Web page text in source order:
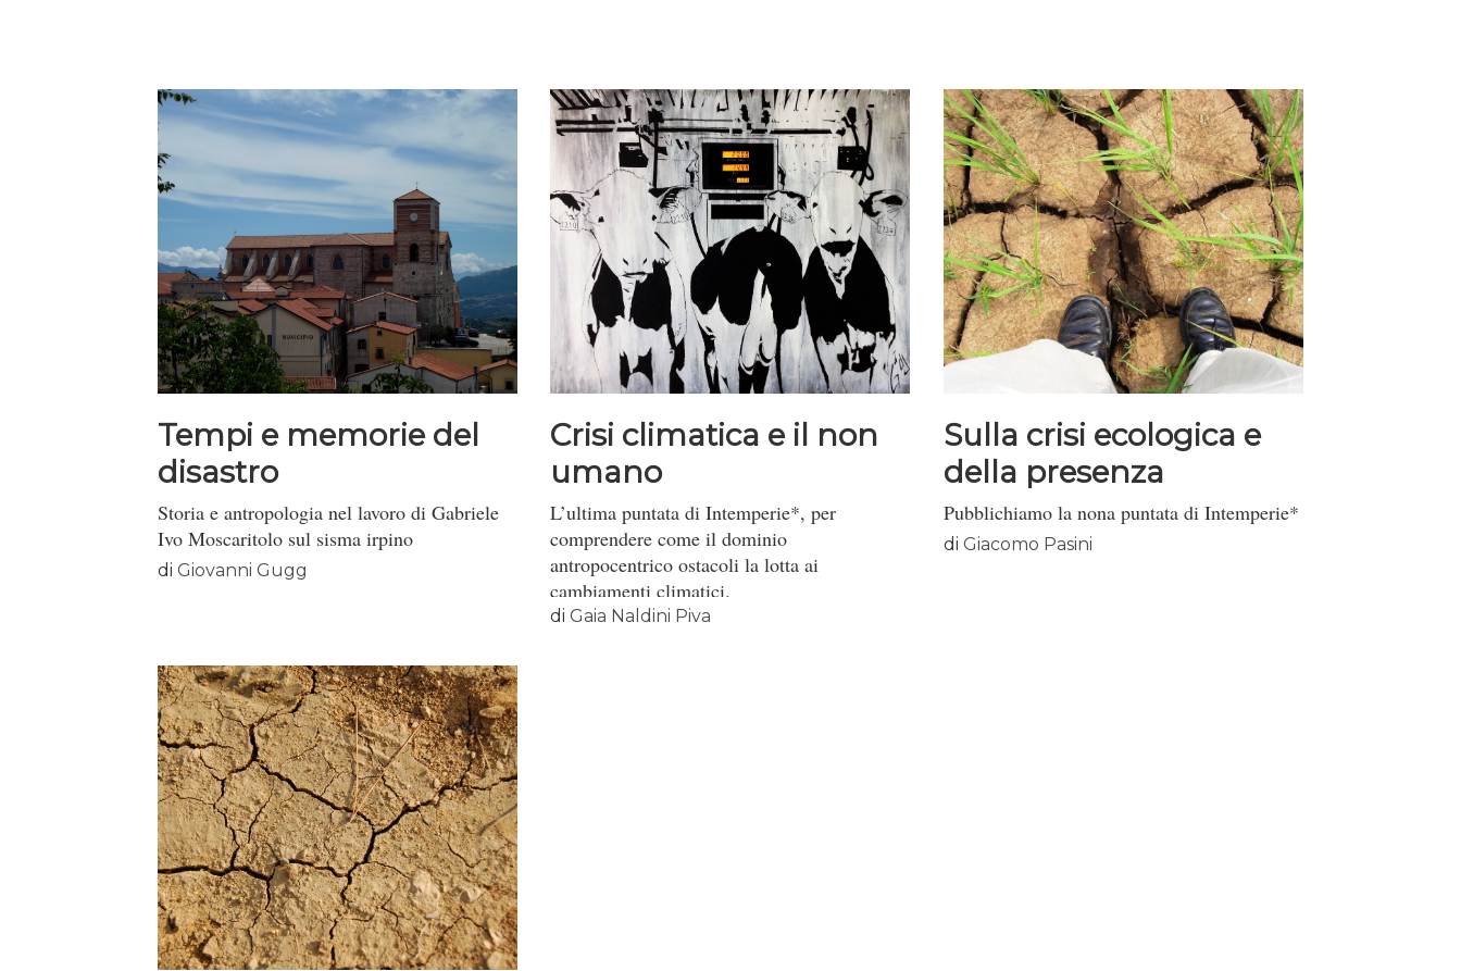
Tempi e memorie del
disastro
Storia e antropologia nel lavoro di Gabriele
Ivo Moscaritolo sul sisma irpino
di Giovanni Gugg
Crisi climatica e il non
umano
L’ultima puntata di Intemperie*, per
comprendere come il dominio
antropocentrico ostacoli la lotta ai
cambiamenti climatici.
di Gaia Naldini Piva
Sulla crisi ecologica e
della presenza
Pubblichiamo la nona puntata di Intemperie*
di Giacomo Pasini